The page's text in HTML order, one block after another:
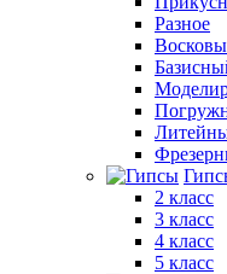
Разное
2 класс
3 класс
4 класс
5 класс